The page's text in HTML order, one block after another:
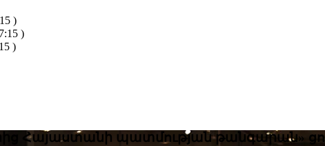
)
)
)
Հայաստանի պատմության թանգարան»